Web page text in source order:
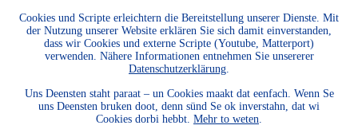
Cookies und Scripte erleichtern die Bereitstellung unserer Dienste. Mit
der Nutzung unserer Website erklären Sie sich damit einverstanden,
dass wir Cookies und externe Scripte (Youtube, Matterport)
verwenden. Nähere Informationen entnehmen Sie unsererer
Datenschutzerklärung
Uns Deensten staht paraat – un Cookies maakt dat eenfach. Wenn Se
uns Deensten bruken doot, denn sünd Se ok inverstahn, dat wi
Cookies dorbi hebbt. Mehr to weten